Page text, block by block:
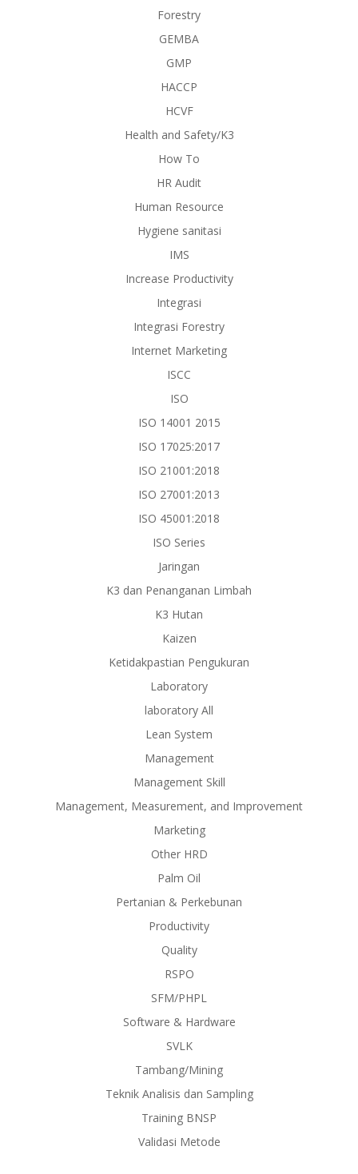
Forestry
GEMBA
GMP
HACCP
HCVF
Health and Safety/K3
How To
HR Audit
Human Resource
Hygiene sanitasi
IMS
Increase Productivity
Integrasi
Integrasi Forestry
Internet Marketing
ISCC
ISO
ISO 14001 2015
ISO 17025:2017
ISO 21001:2018
ISO 27001:2013
ISO 45001:2018
ISO Series
Jaringan
K3 dan Penanganan Limbah
K3 Hutan
Kaizen
Ketidakpastian Pengukuran
Laboratory
laboratory All
Lean System
Management
Management Skill
Management, Measurement, and Improvement
Marketing
Other HRD
Palm Oil
Pertanian & Perkebunan
Productivity
Quality
RSPO
SFM/PHPL
Software & Hardware
SVLK
Tambang/Mining
Teknik Analisis dan Sampling
Training BNSP
Validasi Metode